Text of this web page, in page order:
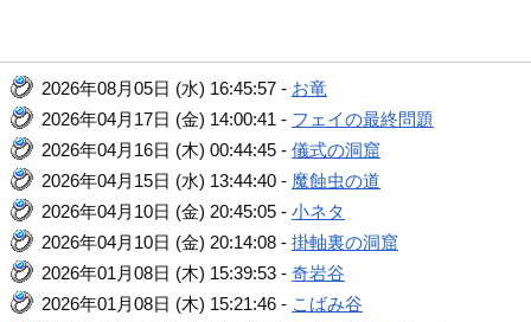
2026年08月05日 (水) 16:45:57 - お竜
2026年04月17日 (金) 14:00:41 - フェイの最終問題
2026年04月16日 (木) 00:44:45 -儀式の洞窟
2026年04月15日 (水) 13:44:40 - 魔蝕虫の道
2026年04月10日 (金) 20:45:05 -小ネタ
2026年04月10日 (金) 20:14:08 -掛軸裏の洞窟
2026年01月08日 (木) 15:39:53 -奇岩谷
2026年01月08日 (木) 15:21:46 - こばみ谷